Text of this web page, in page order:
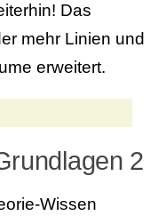
Das
mehr Linien und
erweitert.
2
Wissen